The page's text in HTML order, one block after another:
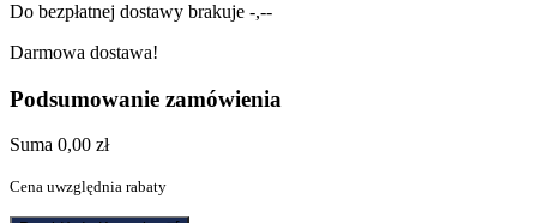
Do bezpłatnej dostawy brakuje -,--
Darmowa dostawa!
Podsumowanie zamówienia
Suma 0,00 zł
Cena uwzględnia rabaty